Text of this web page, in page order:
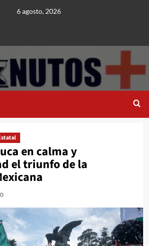
6 agosto, 2026
en calma y
el triunfo de la
0